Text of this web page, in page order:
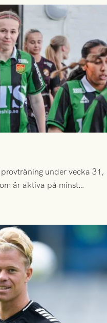
annan.
under vecka 31,
är aktiva på minst